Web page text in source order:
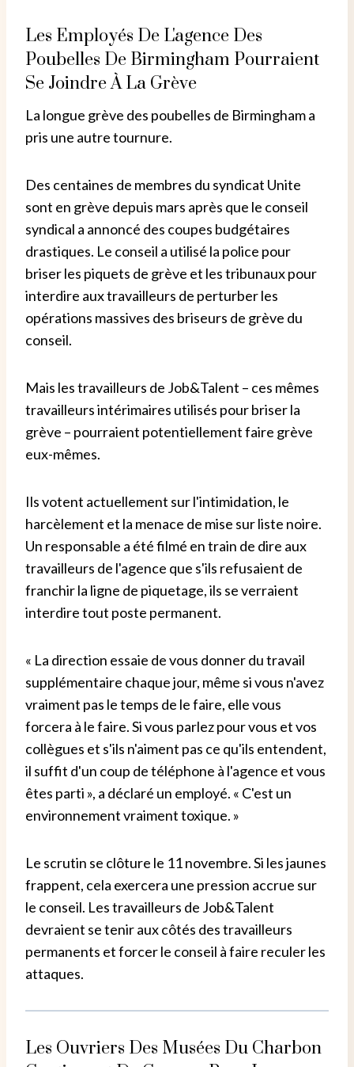
Les Employés De L'agence Des
Poubelles De Birmingham Pourraient
Se Joindre À La Grève
La longue grève des poubelles de Birmingham a
pris une autre tournure.
Des centaines de membres du syndicat Unite
sont en grève depuis mars après que le conseil
syndical a annoncé des coupes budgétaires
drastiques. Le conseil a utilisé la police pour
briser les piquets de grève et les tribunaux pour
interdire aux travailleurs de perturber les
opérations massives des briseurs de grève du
conseil.
Mais les travailleurs de Job&Talent – ​​ces mêmes
travailleurs intérimaires utilisés pour briser la
grève – pourraient potentiellement faire grève
eux-mêmes.
Ils votent actuellement sur l'intimidation, le
harcèlement et la menace de mise sur liste noire.
Un responsable a été filmé en train de dire aux
travailleurs de l'agence que s'ils refusaient de
franchir la ligne de piquetage, ils se verraient
interdire tout poste permanent.
« La direction essaie de vous donner du travail
supplémentaire chaque jour, même si vous n'avez
vraiment pas le temps de le faire, elle vous
forcera à le faire. Si vous parlez pour vous et vos
collègues et s'ils n'aiment pas ce qu'ils entendent,
il suffit d'un coup de téléphone à l'agence et vous
êtes parti », a déclaré un employé. « C'est un
environnement vraiment toxique. »
Le scrutin se clôture le 11 novembre. Si les jaunes
frappent, cela exercera une pression accrue sur
le conseil. Les travailleurs de Job&Talent
devraient se tenir aux côtés des travailleurs
permanents et forcer le conseil à faire reculer les
attaques.
Les Ouvriers Des Musées Du Charbon